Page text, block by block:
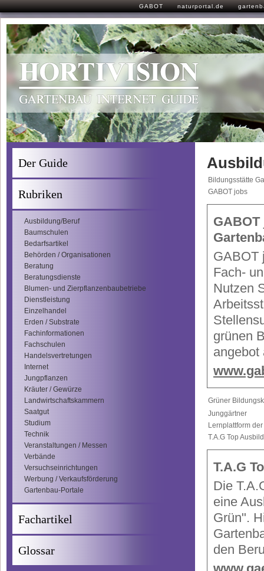
GABOT naturportal.de
Der Guide
Rubriken
Ausbildung/Beruf
Baumschulen
Bedarfsartikel
Behörden / Organisationen
Beratung
Beratungsdienste
Blumen- und Zierpflanzenbaubetriebe
Dienstleistung
Einzelhandel
Erden / Substrate
Fachinformationen
Fachschulen
Handelsvertretungen
Internet
Jungpflanzen
Kräuter / Gewürze
Landwirtschaftskammern
Saatgut
Studium
Technik
Veranstaltungen / Messen
Verbände
Versuchseinrichtungen
Werbung / Verkaufsförderung
Gartenbau-Portale
Fachartikel
Glossar
Bildungsstätte
GABOT jobs
GABOT
Fach-
Nutzen
grünen
angebot
Grüner
Junggärtner
Lernplattform
T.A.G Top
T.A.G
Die
eine
Grün".
den